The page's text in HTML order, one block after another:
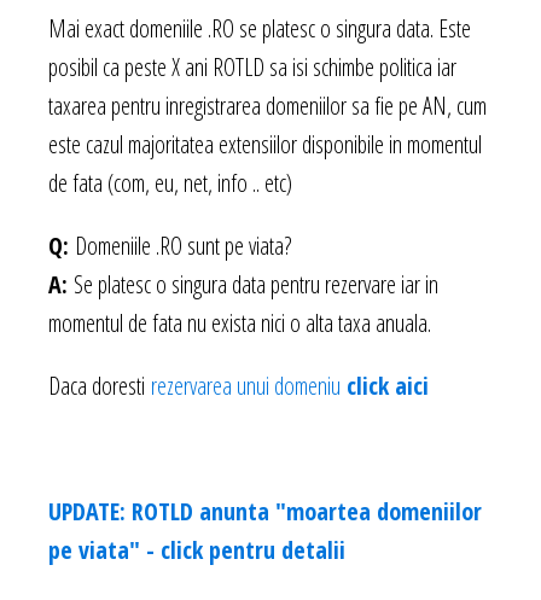
Mai exact domeniile .RO se platesc o singura data. Este
posibil ca peste X ani ROTLD sa isi schimbe politica iar
taxarea pentru inregistrarea domeniilor sa fie pe AN, cum
este cazul majoritatea extensiilor disponibile in momentul
de fata (com, eu, net, info .. etc)
Q: Domeniile .RO sunt pe viata?
A: Se platesc o singura data pentru rezervare iar in
momentul de fata nu exista nici o alta taxa anuala.
Daca doresti rezervarea unui domeniu click aici
UPDATE: ROTLD anunta "moartea domeniilor
pe viata" - click pentru detalii